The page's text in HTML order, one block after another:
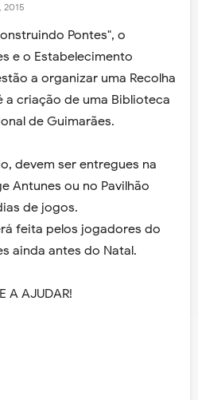
2015
Pontes", o
e o Estabelecimento
a organizar uma Recolha
criação de uma Biblioteca
de Guimarães.
devem ser entregues na
Antunes ou no Pavilhão
de jogos.
feita pelos jogadores do
ainda antes do Natal.
A AJUDAR!